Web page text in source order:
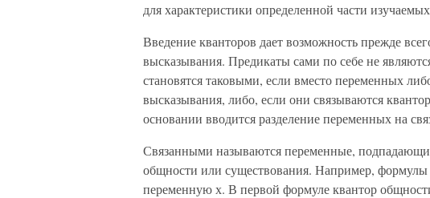
для характеристики определенной части
Введение кванторов дает возможность прежде
высказывания. Предикаты сами по себе не
становятся таковыми, если вместо переменных
высказывания, либо, если они связываются
основании вводится разделение переменных на
Связанными называются переменные,
общности или существования. Например,
переменную х. В первой формуле квантор